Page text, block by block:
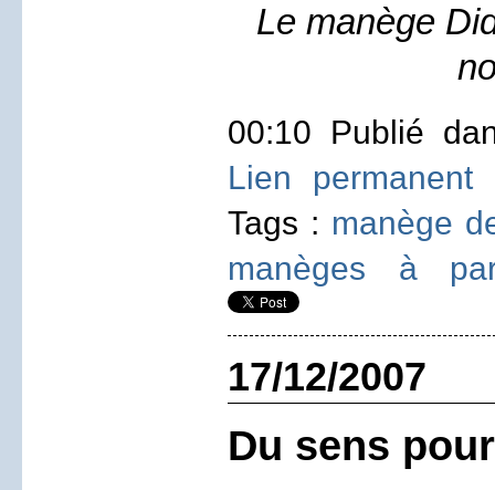
Le manège
00:10 Publié
Lien permanent
Tags : manège
manèges à
17/12/2007
Du sens